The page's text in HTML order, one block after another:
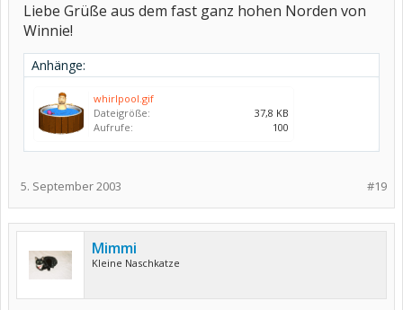
Liebe Grüße aus dem fast ganz hohen Norden von
Winnie!
Anhänge:
whirlpool.gif
Dateigröße:
37,8 KB
Aufrufe:
100
#19
5. September 2003
Mimmi
Kleine Naschkatze